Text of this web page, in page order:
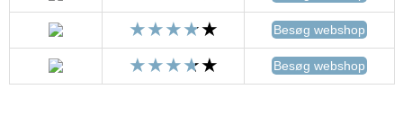
Besøg webshop
Besøg webshop